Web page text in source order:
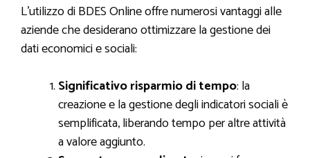
L’utilizzo di BDES Online offre numerosi vantaggi alle
aziende che desiderano ottimizzare la gestione dei
dati economici e sociali:
Significativo risparmio di tempo: la
creazione e la gestione degli indicatori sociali è
semplificata, liberando tempo per altre attività
a valore aggiunto.